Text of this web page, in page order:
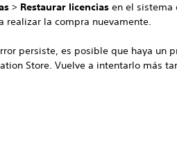
> Restaurar licencias en el sistema
realizar la compra nuevamente.
persiste, es posible que haya un
Store. Vuelve a intentarlo más